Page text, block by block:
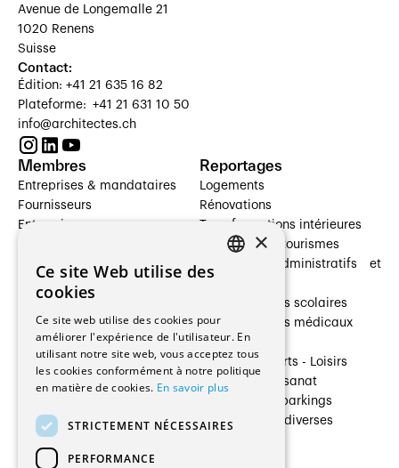
Avenue de Longemalle 21
1020 Renens
Suisse
Contact:
Édition: +41 21 635 16 82
Plateforme: +41 21 631 10 50
info@architectes.ch
Membres
Entreprises & mandataires
Fournisseurs
Entreprises
Architectes paysagistes
Architectes d'intérieur
Entreprises générales
Ingénieurs et mandataires
Fabricants / Fournisseurs
Régies immobilières
Gestion PPE
Reportages
Logements
Rénovations
Transformations intérieures
Hôtelleries et tourismes
Bâtiments administratifs et
Établissements scolaires
Établissements médicaux
Villas
Cultures - Sports - Loisirs
Industrie - Artisanat
Transports et parkings
Constructions diverses
×
Ce site Web utilise des
cookies
Ce site web utilise des cookies pour
améliorer l'expérience de l'utilisateur. En
utilisant notre site web, vous acceptez tous
les cookies conformément à notre politique
en matière de cookies. En savoir plus
STRICTEMENT NÉCESSAIRES
PERFORMANCE